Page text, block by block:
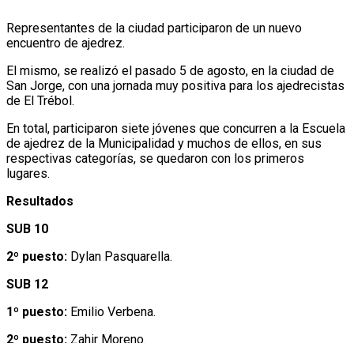
Representantes de la ciudad participaron de un nuevo
encuentro de ajedrez.
El mismo, se realizó el pasado 5 de agosto, en la ciudad de
San Jorge, con una jornada muy positiva para los ajedrecistas
de El Trébol.
En total, participaron siete jóvenes que concurren a la Escuela
de ajedrez de la Municipalidad y muchos de ellos, en sus
respectivas categorías, se quedaron con los primeros
lugares.
Resultados
SUB 10
2º puesto: Dylan Pasquarella.
SUB 12
1º puesto: Emilio Verbena.
2º puesto: Zahir Moreno.